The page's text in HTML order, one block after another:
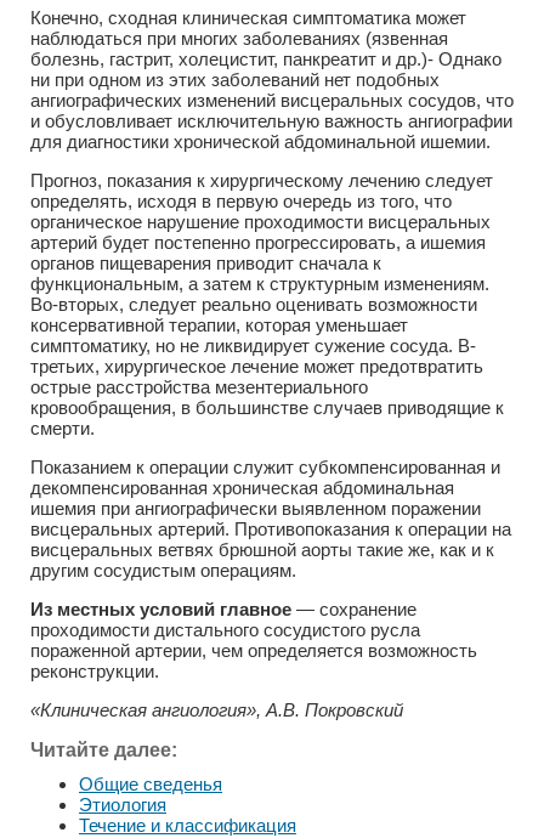
Конечно, сходная клиническая симптоматика может
наблюдаться при многих заболеваниях (язвенная
болезнь, гастрит, холецистит, панкреатит и др.)- Однако
ни при одном из этих заболеваний нет подобных
ангиографических изменений висцеральных сосудов, что
и обусловливает исключительную важность ангиографии
для диагностики хронической абдоминальной ишемии.
Прогноз, показания к хирургическому лечению следует
определять, исходя в первую очередь из того, что
органическое нарушение проходимости висцеральных
артерий будет постепенно прогрессировать, а ишемия
органов пищеварения приводит сначала к
функциональным, а затем к структурным изменениям.
Во-вторых, следует реально оценивать возможности
консервативной терапии, которая уменьшает
симптоматику, но не ликвидирует сужение сосуда. В-
третьих, хирургическое лечение может предотвратить
острые расстройства мезентериального
кровообращения, в большинстве случаев приводящие к
смерти.
Показанием к операции служит субкомпенсированная и
декомпенсированная хроническая абдоминальная
ишемия при ангиографически выявленном поражении
висцеральных артерий. Противопоказания к операции на
висцеральных ветвях брюшной аорты такие же, как и к
другим сосудистым операциям.
Из местных условий главное — сохранение
проходимости дистального сосудистого русла
пораженной артерии, чем определяется возможность
реконструкции.
«Клиническая ангиология», А.В. Покровский
Читайте далее:
Общие сведенья
Этиология
Течение и классификация